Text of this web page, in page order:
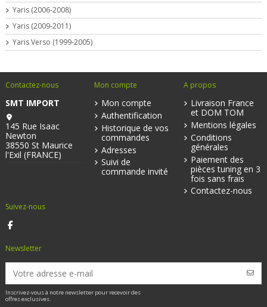
Yaris (2006-2008)
Yaris (2009-2011)
Yaris Verso (1999-2005)
Contactez-nous
SMT IMPORT
145 Rue Isaac
Newton
38550 St Maurice
l'Exil (FRANCE)
Mon compte
Mon compte
Authentification
Historique de vos
commandes
Adresses
Suivi de
commande invité
A propos
Livraison France
et DOM TOM
Mentions légales
Conditions
générales
Paiement des
pièces tuning en 3
fois sans frais
Contactez-nous
Suivez-nous
Newsletter
Inscrivez-vous à notre newsletter pour recevoir des
offres exclusives.